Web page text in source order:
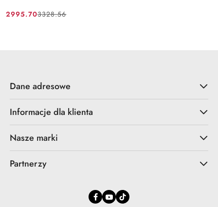
Cena
2995.70
Cena
3328.56
Dane adresowe
Informacje dla klienta
Nasze marki
Partnerzy